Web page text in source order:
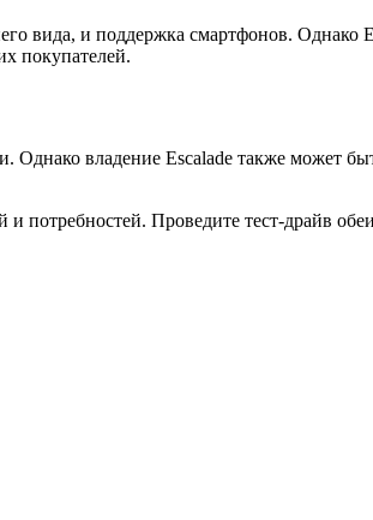
вида, и поддержка смартфонов. Однако
покупателей.
Однако владение Escalade также может
Проведите тест-драйв